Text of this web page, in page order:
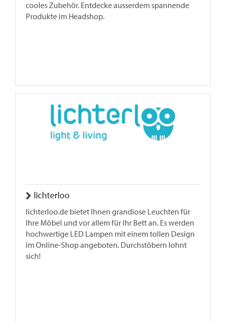
cooles Zubehör. Entdecke ausserdem spannende
Produkte im Headshop.
lichterloo
lichterloo.de bietet Ihnen grandiose Leuchten für
Ihre Möbel und vor allem für Ihr Bett an. Es werden
hochwertige LED Lampen mit einem tollen Design
im Online-Shop angeboten. Durchstöbern lohnt
sich!